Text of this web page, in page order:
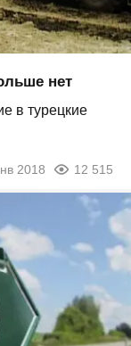
нет
в турецкие
2018 12 515